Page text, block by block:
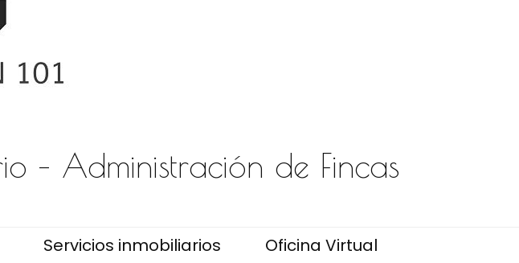
– Administración de Fincas
Servicios inmobiliarios
Oficina Virtual